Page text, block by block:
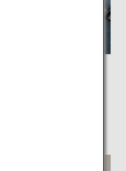
nach Personen, die
Priority Boarding.